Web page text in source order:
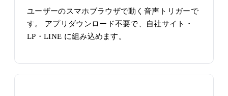
ユーザーのスマホブラウザで動く音声トリガーで
す。 アプリダウンロード不要で、自社サイト・
LP・LINE に組み込めます。